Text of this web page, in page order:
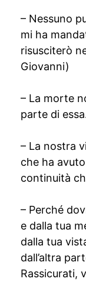
– Nessuno
mi ha
risusciterò
Giovanni)
– La morte
parte di
– La nostra
che ha
continuità
– Perché
e dalla tua
dalla tua
dall’altra
Rassicurati,